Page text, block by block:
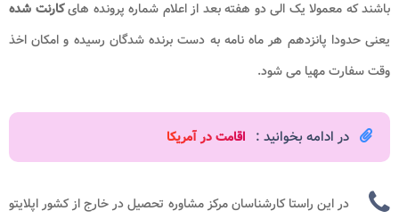
باشند که معمولا یک الی دو هفته بعد از اعلام شماره پرونده هایکارنت شده
یعنی حدودا پانزدهم هر ماه نامه به دست برنده شدگان رسیده و امکان اخذ
وقت سفارت مهیا می شود.
در ادامه بخوانید : اقامت در آمریکا
در این راستا کارشناسان مرکز مشاوره تحصیل در خارج از کشور اپلایتو